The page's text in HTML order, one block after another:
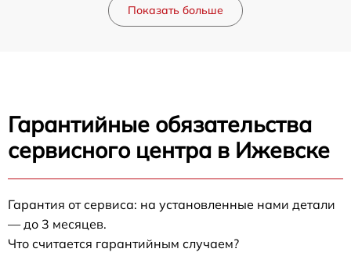
Показать больше
Гарантийные обязательства
сервисного центра в Ижевске
Гарантия от сервиса: на установленные нами детали
— до 3 месяцев.
Что считается гарантийным случаем?